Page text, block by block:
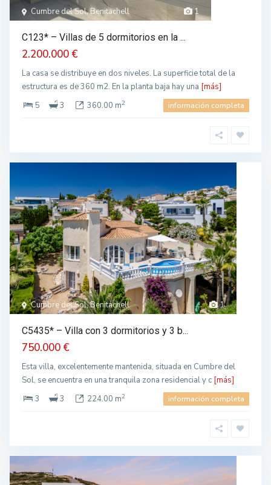
1
Cumbre del Sol, Benitachell
C123* – Villas de 5 dormitorios en la ...
2.200.000 €
La casa se distribuye en dos niveles. La superficie total de la
estructura es de 360 m2. En la planta baja hay una [más]
5
3 360.00 m2 información completa
1
Cumbre del Sol, Benitachell
C5435* – Villa con 3 dormitorios y 3 b...
750.000 €
Esta villa, excelentemente mantenida, situada en Cumbre del
Sol, se encuentra en una tranquila zona residencial y c [más]
3
3 224.00 m2 información completa